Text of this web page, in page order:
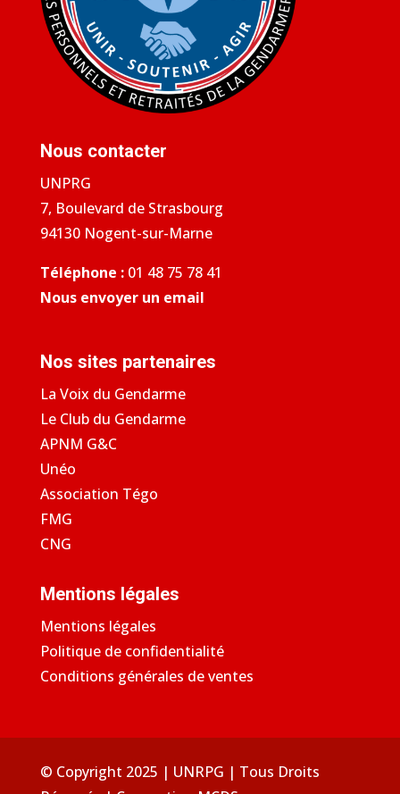
Nous contacter
UNPRG
7, Boulevard de Strasbourg
94130 Nogent-sur-Marne
Téléphone :01 48 75 78 41
Nous envoyer un email
Nos sites partenaires
La Voix du Gendarme
Le Club du Gendarme
APNM G&C
Unéo
Association Tégo
FMG
CNG
Mentions légales
Mentions légales
Politique de confidentialité
Conditions générales de ventes
© Copyright 2025 | UNRPG | Tous Droits